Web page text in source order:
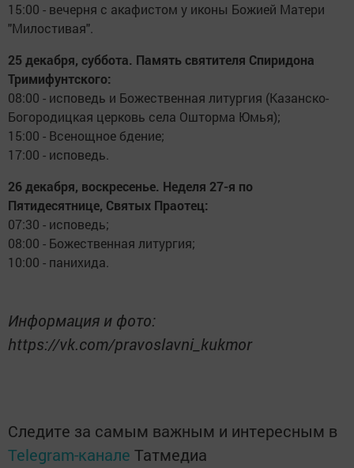
15:00 - вечерня с акафистом у иконы Божией Матери
"Милостивая".
25 декабря, суббота. Память святителя Спиридона
Тримифунтского:
08:00 - исповедь и Божественная литургия (Казанско-
Богородицкая церковь села Ошторма Юмья);
15:00 - Всенощное бдение;
17:00 - исповедь.
26 декабря, воскресенье. Неделя 27-я по
Пятидесятнице, Святых Праотец:
07:30 - исповедь;
08:00 - Божественная литургия;
10:00 - панихида.
Информация и фото:
https://vk.com/pravoslavni_kukmor
Следите за самым важным и интересным в
Telegram-канале Татмедиа